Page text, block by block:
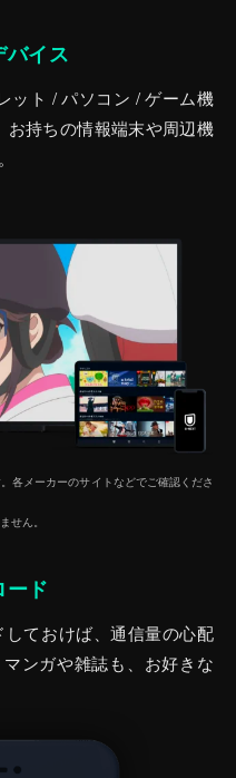
イス
ット / パソコン / ゲーム機
持ちの情報端末や周辺機
各メーカーのサイトなどでご確認くださ
せん。
ード
ておけば、通信量の心配
ンガや雑誌も、お好きな